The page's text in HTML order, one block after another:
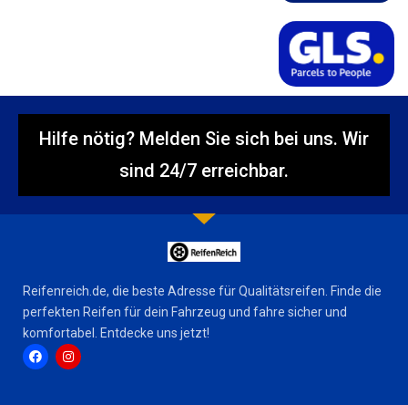
Hilfe nötig? Melden Sie sich bei uns. Wir
sind 24/7 erreichbar.
Reifenreich.de, die beste Adresse für Qualitätsreifen. Finde die
perfekten Reifen für dein Fahrzeug und fahre sicher und
komfortabel. Entdecke uns jetzt!